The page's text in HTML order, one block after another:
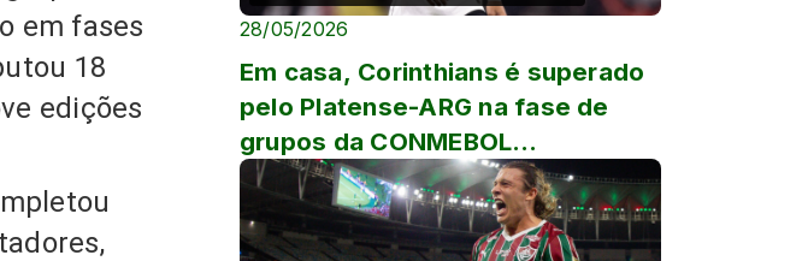
em fases
18
edições
28/05/2026
Em casa, Corinthians é superado
pelo Platense-ARG na fase de
grupos da CONMEBOL
Libertadores